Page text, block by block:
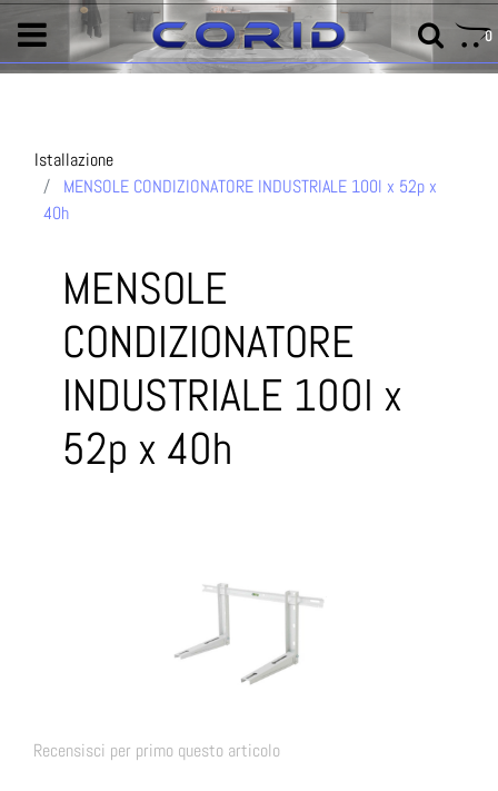
0
Istallazione
MENSOLE CONDIZIONATORE INDUSTRIALE 100l x 52p x
40h
MENSOLE
CONDIZIONATORE
INDUSTRIALE 100l x
52p x 40h
Recensisci per primo questo articolo